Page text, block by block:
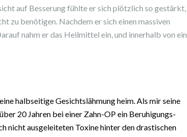
auf Besserung fühlte er sich plötzlich so gestärkt,
zu benötigen. Nachdem er sich einen massiven
nahm er das Heilmittel ein, und innerhalb von ein
halbseitige Gesichtslähmung heim. Als mir seine
20 Jahren bei einer Zahn-OP ein Beruhigungs-
nicht ausgeleiteten Toxine hinter den drastischen